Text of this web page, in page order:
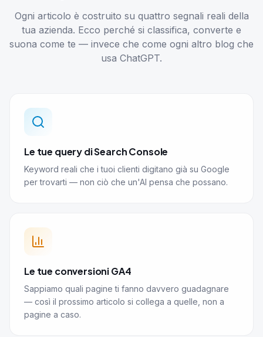
Ogni articolo è costruito su quattro segnali reali della
tua azienda. Ecco perché si classifica, converte e
suona come te — invece che come ogni altro blog che
usa ChatGPT.
Le tue query di Search Console
Keyword reali che i tuoi clienti digitano già su Google
per trovarti — non ciò che un'AI pensa che possano.
Le tue conversioni GA4
Sappiamo quali pagine ti fanno davvero guadagnare
— così il prossimo articolo si collega a quelle, non a
pagine a caso.